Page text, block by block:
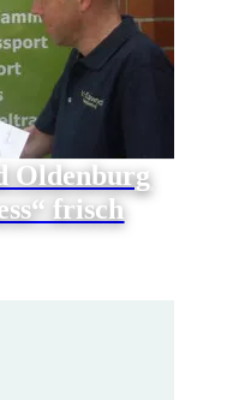
Oldenburg
frisch